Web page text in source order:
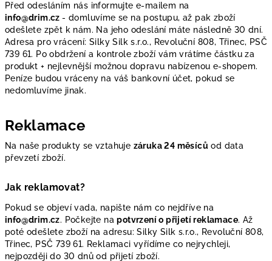
Před odesláním nás informujte e-mailem na
info@drim.cz - domluvíme se na postupu, až pak zboží
odešlete zpět k nám. Na jeho odeslání máte následně 30 dní.
Adresa pro vrácení: Silky Silk s.r.o., Revoluční 808, Třinec, PSČ
739 61. Po obdržení a kontrole zboží vám vrátíme částku za
produkt + nejlevnější možnou dopravu nabízenou e-shopem.
Peníze budou vráceny na váš bankovní účet, pokud se
nedomluvíme jinak.
Reklamace
Na naše produkty se vztahuje záruka 24 měsíců od data
převzetí zboží.
Jak reklamovat?
Pokud se objeví vada, napište nám co nejdříve na
info@drim.cz. Počkejte napotvrzení o přijetí reklamace. Až
poté odešlete zboží na adresu: Silky Silk s.r.o., Revoluční 808,
Třinec, PSČ 739 61. Reklamaci vyřídíme co nejrychleji,
nejpozději do 30 dnů od přijetí zboží.